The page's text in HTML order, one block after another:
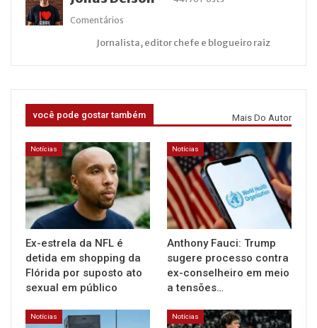
Comentários
Jornalista, editor chefe e blogueiro raiz
você pode gostar também Mais Do Autor
Notícias
Ex-estrela da NFL é
detida em shopping da
Flórida por suposto ato
sexual em público
Notícias
Anthony Fauci: Trump
sugere processo contra
ex-conselheiro em meio
a tensões…
Notícias Notícias